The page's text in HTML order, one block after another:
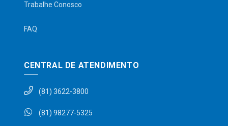
Trabalhe Conosco
FAQ
CENTRAL DE ATENDIMENTO
(81) 3622-3800
(81) 98277-5325